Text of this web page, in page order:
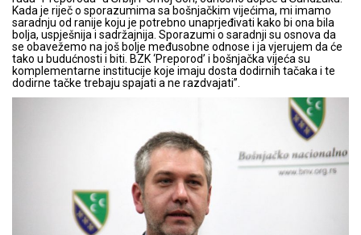
Kada je riječ o sporazumima sa bošnjačkim vijećima, mi imamo
saradnju od ranije koju je potrebno unaprjeđivati kako bi ona bila
bolja, uspješnija i sadržajnija. Sporazumi o saradnji su osnova da
se obavežemo na još bolje međusobne odnose i ja vjerujem da će
tako u budućnosti i biti. BZK ‘Preporod’ i bošnjačka vijeća su
komplementarne institucije koje imaju dosta dodirnih tačaka i te
dodirne tačke trebaju spajati a ne razdvajati”.